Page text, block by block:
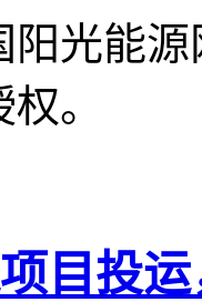
阳光能
。
目投